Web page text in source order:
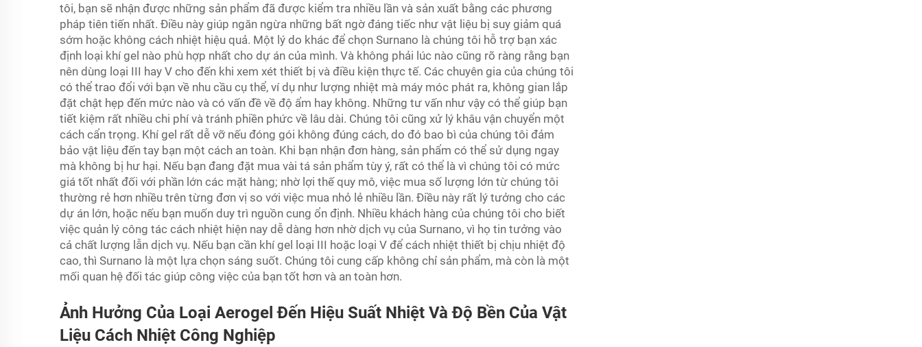
tôi, bạn sẽ nhận được những sản phẩm đã được kiểm tra nhiều lần và sản xuất bằng các phương
pháp tiên tiến nhất. Điều này giúp ngăn ngừa những bất ngờ đáng tiếc như vật liệu bị suy giảm quá
sớm hoặc không cách nhiệt hiệu quả. Một lý do khác để chọn Surnano là chúng tôi hỗ trợ bạn xác
định loại khí gel nào phù hợp nhất cho dự án của mình. Và không phải lúc nào cũng rõ ràng rằng bạn
nên dùng loại III hay V cho đến khi xem xét thiết bị và điều kiện thực tế. Các chuyên gia của chúng tôi
có thể trao đổi với bạn về nhu cầu cụ thể, ví dụ như lượng nhiệt mà máy móc phát ra, không gian lắp
đặt chật hẹp đến mức nào và có vấn đề về độ ẩm hay không. Những tư vấn như vậy có thể giúp bạn
tiết kiệm rất nhiều chi phí và tránh phiền phức về lâu dài. Chúng tôi cũng xử lý khâu vận chuyển một
cách cẩn trọng. Khí gel rất dễ vỡ nếu đóng gói không đúng cách, do đó bao bì của chúng tôi đảm
bảo vật liệu đến tay bạn một cách an toàn. Khi bạn nhận đơn hàng, sản phẩm có thể sử dụng ngay
mà không bị hư hại. Nếu bạn đang đặt mua vài tá sản phẩm tùy ý, rất có thể là vì chúng tôi có mức
giá tốt nhất đối với phần lớn các mặt hàng; nhờ lợi thế quy mô, việc mua số lượng lớn từ chúng tôi
thường rẻ hơn nhiều trên từng đơn vị so với việc mua nhỏ lẻ nhiều lần. Điều này rất lý tưởng cho các
dự án lớn, hoặc nếu bạn muốn duy trì nguồn cung ổn định. Nhiều khách hàng của chúng tôi cho biết
việc quản lý công tác cách nhiệt hiện nay dễ dàng hơn nhờ dịch vụ của Surnano, vì họ tin tưởng vào
cả chất lượng lẫn dịch vụ. Nếu bạn cần khí gel loại III hoặc loại V để cách nhiệt thiết bị chịu nhiệt độ
cao, thì Surnano là một lựa chọn sáng suốt. Chúng tôi cung cấp không chỉ sản phẩm, mà còn là một
mối quan hệ đối tác giúp công việc của bạn tốt hơn và an toàn hơn.
Ảnh Hưởng Của Loại Aerogel Đến Hiệu Suất Nhiệt Và Độ Bền Của Vật
Liệu Cách Nhiệt Công Nghiệp